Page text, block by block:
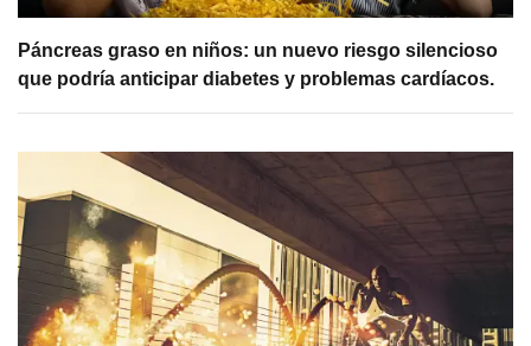
Páncreas graso en niños: un nuevo riesgo silencioso
que podría anticipar diabetes y problemas cardíacos.